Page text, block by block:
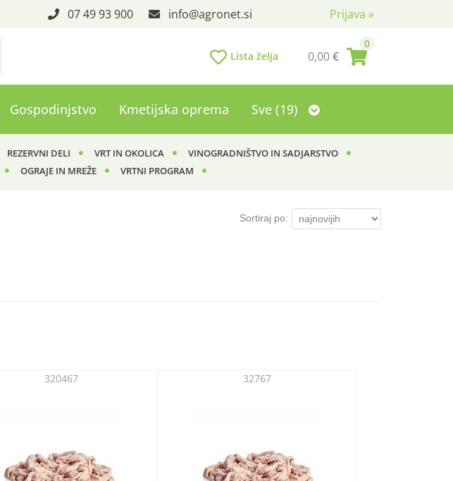
Prijava »
07 49 93 900 info agronet.si
0
0,00€
Lista želja
Gospodinjstvo Kmetijska oprema Sve (19)
REZERVNI DELI VRT IN OKOLICA
VINOGRADNIŠTVO IN SADJARSTVO
OGRAJE IN MREŽE VRTNI PROGRAM
Sortiraj po:
320467 32767